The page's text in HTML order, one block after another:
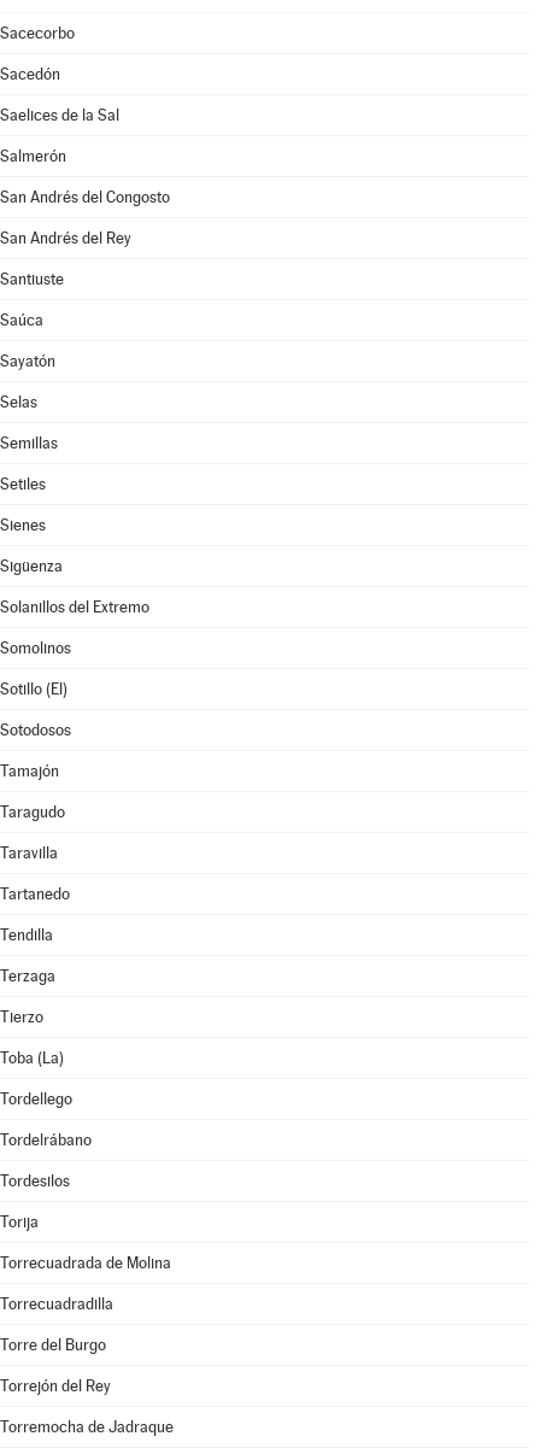
Sacecorbo
Sacedón
Saelices de la Sal
Salmerón
San Andrés del Congosto
San Andrés del Rey
Santiuste
Saúca
Sayatón
Selas
Semillas
Setiles
Sienes
Sigüenza
Solanillos del Extremo
Somolinos
Sotillo (El)
Sotodosos
Tamajón
Taragudo
Taravilla
Tartanedo
Tendilla
Terzaga
Tierzo
Toba (La)
Tordellego
Tordelrábano
Tordesilos
Torija
Torrecuadrada de Molina
Torrecuadradilla
Torre del Burgo
Torrejón del Rey
Torremocha de Jadraque